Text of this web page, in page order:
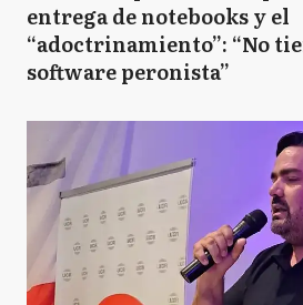
entrega de notebooks y el
“adoctrinamiento”: “No
software peronista”